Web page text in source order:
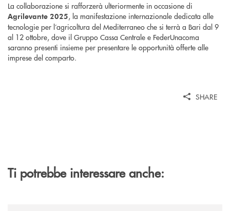
La collaborazione si rafforzerà ulteriormente in occasione di
Agrilevante 2025, la manifestazione internazionale dedicata alle
tecnologie per l’agricoltura del Mediterraneo che si terrà a Bari dal 9
al 12 ottobre, dove il Gruppo Cassa Centrale e FederUnacoma
saranno presenti insieme per presentare le opportunità offerte alle
imprese del comparto.
SHARE
Ti potrebbe interessare anche: